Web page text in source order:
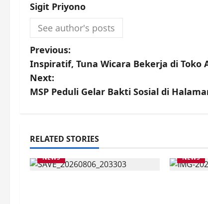
Sigit Priyono
See author's posts
P
o
s
n
a
Previous:
Inspiratif, Tuna Wicara Bekerja di
Next:
MSP Peduli Gelar Bakti Sosial di
RELATED STORIES
NEWS NEWS